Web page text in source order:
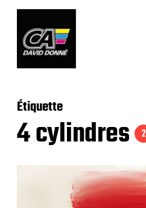
Étiquette
4 cylindres 2